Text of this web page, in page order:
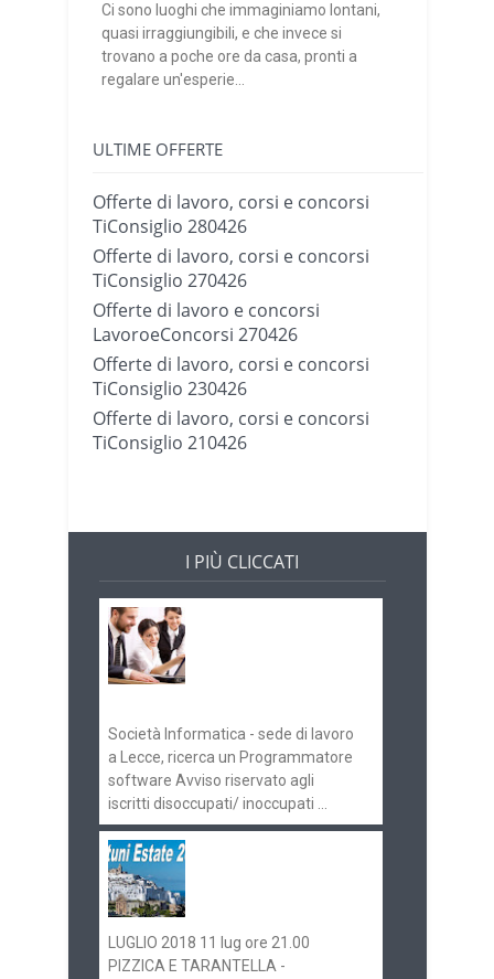
Ci sono luoghi che immaginiamo lontani,
quasi irraggiungibili, e che invece si
trovano a poche ore da casa, pronti a
regalare un'esperie...
ULTIME OFFERTE
Offerte di lavoro, corsi e concorsi
TiConsiglio 280426
Offerte di lavoro, corsi e concorsi
TiConsiglio 270426
Offerte di lavoro e concorsi
LavoroeConcorsi 270426
Offerte di lavoro, corsi e concorsi
TiConsiglio 230426
Offerte di lavoro, corsi e concorsi
TiConsiglio 210426
I PIÙ CLICCATI
Società Informatica - sede di lavoro
a Lecce, ricerca un Programmatore
software Avviso riservato agli
iscritti disoccupati/ inoccupati ...
LUGLIO 2018 11 lug ore 21.00
PIZZICA E TARANTELLA -